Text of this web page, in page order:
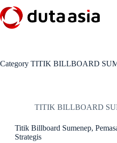
to
content
Category TITIK BILLBOARD
TITIK BILLBOARD
Titik Billboard Sumenep,
Strategis